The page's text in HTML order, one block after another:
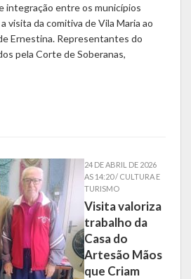
integração entre os municípios
visita da comitiva de Vila Maria ao
Ernestina. Representantes do
pela Corte de Soberanas,
24 DE ABRIL DE 2026
AS 14:20 / CULTURA E
TURISMO
Visita valoriza
trabalho da
Casa do
Artesão Mãos
que Criam